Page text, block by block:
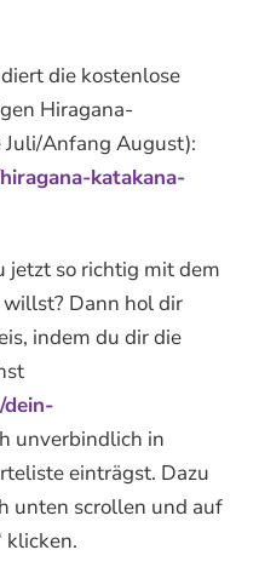
die kostenlose
Hiragana-
Juli/Anfang August):
katakana-
jetzt so richtig mit dem
Dann hol dir
indem du dir die
unverbindlich in
einträgst. Dazu
unten scrollen und auf
klicken.